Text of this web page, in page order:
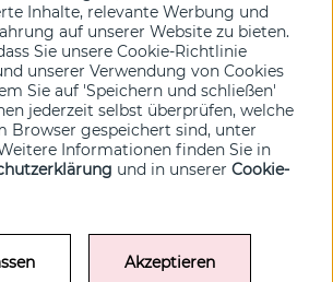
Ja bitte!
Inhalte, relevante Werbung und
auf unserer Website zu bieten.
Sie unsere Cookie-Richtlinie
unserer Verwendung von Cookies
Sie auf 'Speichern und schließen'
jederzeit selbst überprüfen, welche
Browser gespeichert sind, unter
Informationen finden Sie in
und in unserer Cookie-
Akzeptieren